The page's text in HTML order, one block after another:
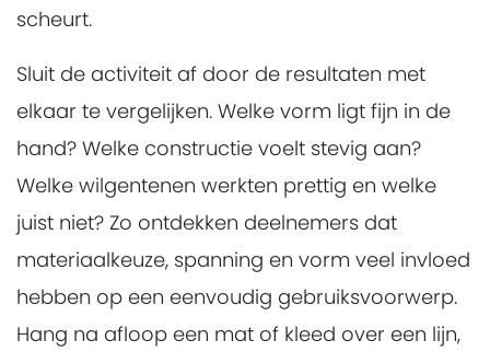
scheurt.
Sluit de activiteit af door de resultaten met
elkaar te vergelijken. Welke vorm ligt fijn in de
hand? Welke constructie voelt stevig aan?
Welke wilgentenen werkten prettig en welke
juist niet? Zo ontdekken deelnemers dat
materiaalkeuze, spanning en vorm veel invloed
hebben op een eenvoudig gebruiksvoorwerp.
Hang na afloop een mat of kleed over een lijn,